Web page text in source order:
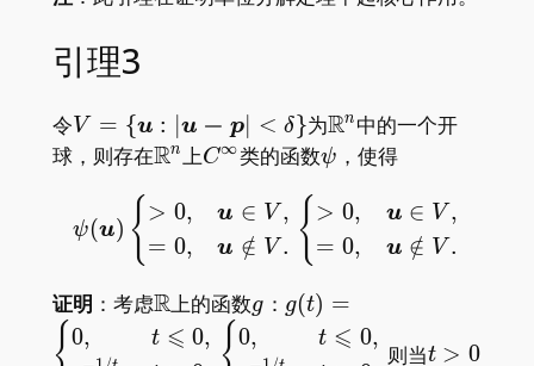
引理3
令V=\
{\boldsymbol{u}:|\boldsymbol{u-
V = {u : u − p∣ < δ}为\mathbb
R^n
Rn 中的一个开
球，则存在\mathbb
Rn上C^\infty
C∞类的函数\psi
ψ ，使得
\psi(\boldsymbol u)
ψ(u) { > 0,
= 0,
u ∈ V ,
u ∈
/ V . { > 0,
= 0,
u ∈ V ,
u ∈
/ V .
证明 ：考虑\mathbb
R
R上的函数g
g ： g(t) =
0, t ⩽ 0, 0, t ⩽ 0,
则当t > 0